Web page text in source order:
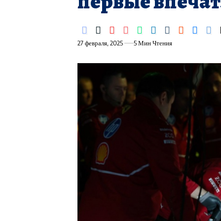
27 февраля, 2025 5 Мин Чтения